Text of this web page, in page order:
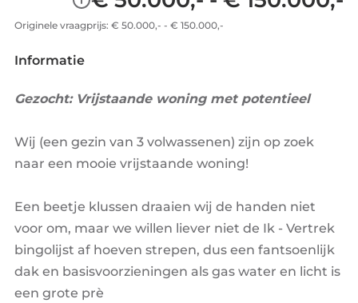
Originele vraagprijs: € 50.000,- - € 150.000,-
Informatie
Gezocht: Vrijstaande woning met potentieel
Wij (een gezin van 3 volwassenen) zijn op zoek
naar een mooie vrijstaande woning!
Een beetje klussen draaien wij de handen niet
voor om, maar we willen liever niet de Ik - Vertrek
bingolijst af hoeven strepen, dus een fantsoenlijk
dak en basisvoorzieningen als gas water en licht is
een grote prè